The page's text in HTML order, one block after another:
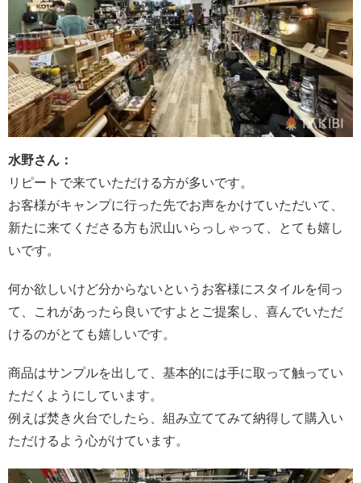
水野さん：
リピートで来ていただける方が多いです。
お客様がキャンプに行った先でお声をかけていただいて、
新たに来てくださる方も沢山いらっしゃって、とても嬉し
いです。
何か欲しいけど分からないというお客様にスタイルを伺っ
て、これがあったら良いですよとご提案し、喜んでいただ
けるのがとても嬉しいです。
商品はサンプルを出して、基本的には手に取って触ってい
ただくようにしています。
例えば焚き火台でしたら、組み立ててみて納得して購入い
ただけるよう心がけています。